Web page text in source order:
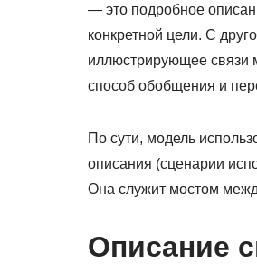
— это подробное
конкретной цели. С
иллюстрирующее связи
способ обобщения и
По сути, модель
описания (сценарии
Она служит мостом
Описание